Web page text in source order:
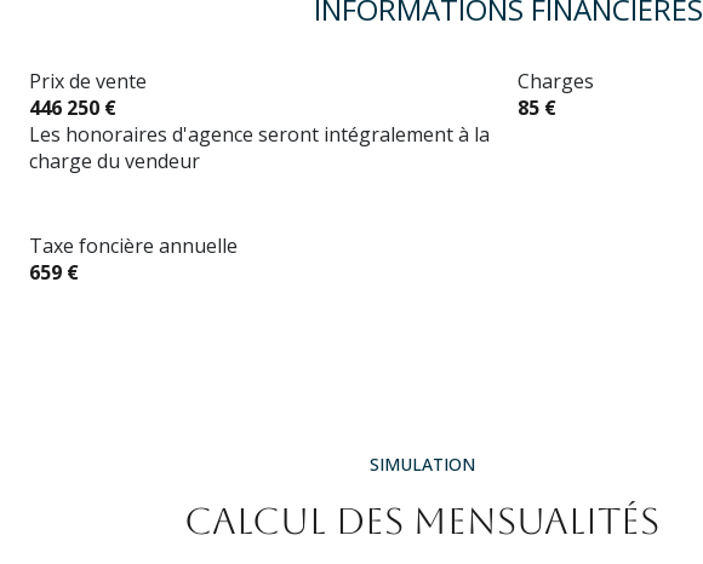
INFORMATIONS FINANCIÈRES
Prix de vente
446 250 €
Les honoraires d'agence seront intégralement à la
charge du vendeur
Charges
85 €
Taxe foncière annuelle
659 €
SIMULATION
CALCUL DES MENSUALITÉS